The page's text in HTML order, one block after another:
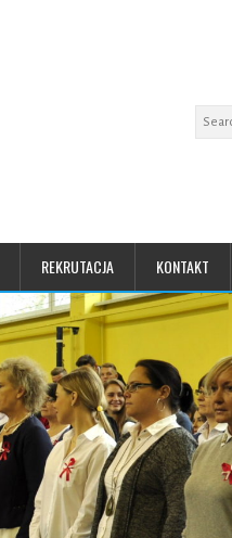
REKRUTACJA KONTAKT